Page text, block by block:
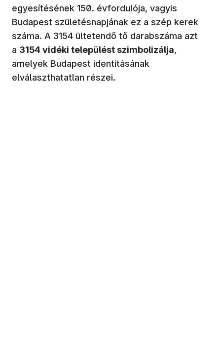
egyesítésének 150. évfordulója, vagyis
Budapest születésnapjának ez a szép kerek
száma. A 3154 ültetendő tő darabszáma azt
a 3154 vidéki települést szimbolizálja,
amelyek Budapest identitásának
elválaszthatatlan részei.